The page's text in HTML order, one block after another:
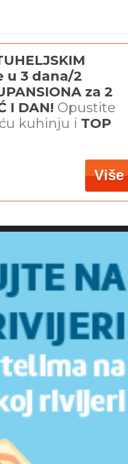
u 3 dana/2
za 2
I DAN! Opustite
kuhinju i TOP
Više